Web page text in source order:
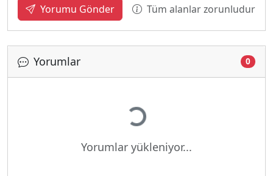
Yorumu Gönder Tüm alanlar zorunludur
Yorumlar 0
Yükleniyor...
Yorumlar yükleniyor...